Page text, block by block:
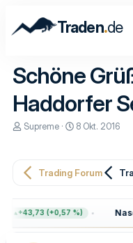
Traden.de
Schöne
Haddorfer
E
e
r
Supreme
E
e
a
m
8 Okt. 2016
Trading Forum
+43,73 (+0,57 %)